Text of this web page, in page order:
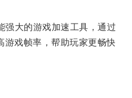
大的游戏加速工具，通过
游戏帧率，帮助玩家更畅快